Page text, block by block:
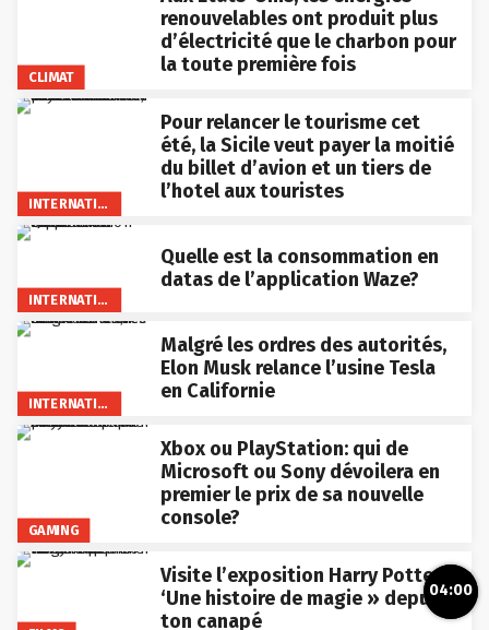
CLIMAT
renouvelables ont produit plus
d’électricité que le charbon pour
la toute première fois
INTERNATIONAL
Pour relancer le tourisme cet
été, la Sicile veut payer la moitié
du billet d’avion et un tiers de
l’hotel aux touristes
INTERNATIONAL
Quelle est la consommation en
datas de l’application Waze?
INTERNATIONAL
Malgré les ordres des autorités,
Elon Musk relance l’usine Tesla
en Californie
GAMING
Xbox ou PlayStation: qui de
Microsoft ou Sony dévoilera en
premier le prix de sa nouvelle
console?
Visite l’exposition Harry Potter
‘Une histoire de magie » depuis
ton canapé
04:00